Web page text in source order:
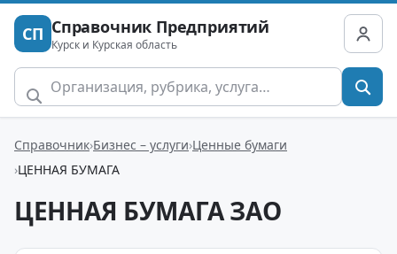
СП Справочник Предприятий
Курск и Курская область
Справочник Бизнес – услуги Ценные бумаги
ЦЕННАЯ БУМАГА
ЦЕННАЯ БУМАГА ЗАО